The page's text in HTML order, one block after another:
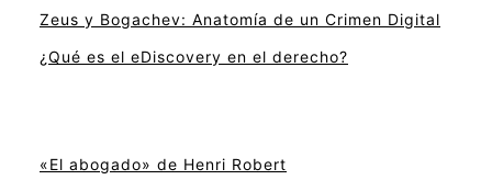
Zeus y Bogachev: Anatomía de un Crimen Digital
¿Qué es el eDiscovery en el derecho?
«El abogado» de Henri Robert